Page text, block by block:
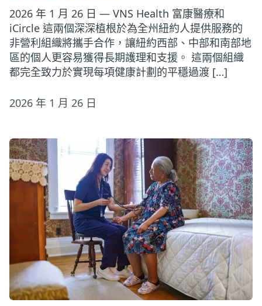
2026 年 1 月 26 日 — VNS Health 富康醫療和
iCircle 這兩個深深植根於為全州紐約人提供服務的
非營利組織將攜手合作，讓紐約西部、中部和南部地
區的個人更容易獲得長期護理和支援。 這兩個組織
都完全致力於實現每項健康計劃的平穩過渡 […]
2026 年 1 月 26 日